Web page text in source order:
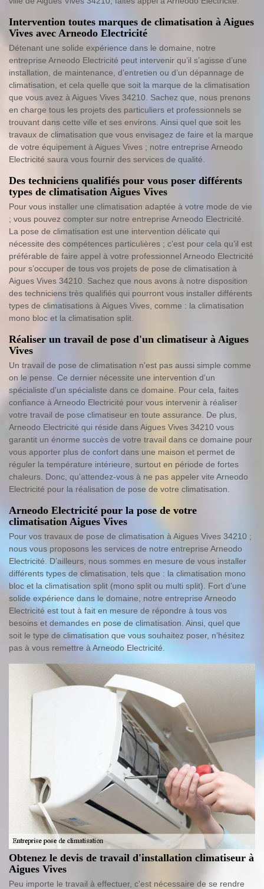
Intervention toutes marques de climatisation à Aigues
Vives avec Arneodo Electricité
Détenant une solide expérience dans le domaine, notre
entreprise Arneodo Electricité peut intervenir qu’il s’agisse d’une
installation, de maintenance, d’entretien ou d’un dépannage de
climatisation, et cela quelle que soit la marque de la climatisation
que vous avez à Aigues Vives 34210. Sachez que, nous prenons
en charge tous les projets des particuliers et professionnels se
trouvant dans cette ville et ses environs. Ainsi quel que soit les
travaux de climatisation que vous envisagez de faire et la marque
de votre équipement à Aigues Vives ; notre entreprise Arneodo
Electricité saura vous fournir des services de qualité.
Des techniciens qualifiés pour vous poser différents
types de climatisation Aigues Vives
Pour vous installer une climatisation adaptée à votre mode de vie
; vous pouvez compter sur notre entreprise Arneodo Electricité.
La pose de climatisation est une intervention délicate qui
nécessite des compétences particulières ; c’est pour cela qu’il est
préférable de faire appel à votre professionnel Arneodo Electricité
pour s’occuper de tous vos projets de pose de climatisation à
Aigues Vives 34210. Sachez que nous avons à notre disposition
des techniciens très qualifiés qui pourront vous installer différents
types de climatisations à Aigues Vives, comme : la climatisation
mono bloc et la climatisation split.
Réaliser un travail de pose d'un climatiseur à Aigues
Vives
Un travail de pose de climatisation n'est pas aussi simple comme
on le pense. Ce dernier nécessite une intervention d'un
spécialiste d'un spécialiste dans ce domaine. Pour cela, faites
confiance à Arneodo Electricité pour vous intervenir à réaliser
votre travail de pose climatiseur en toute assurance. De plus,
Arneodo Electricité qui réside dans Aigues Vives 34210 vous
garantit un énorme succès de votre travail dans ce domaine pour
vous apporter plus de confort dans une maison et permet de
réguler la température intérieure, surtout en période de fortes
chaleurs. Donc, qu’attendez-vous à ne pas appeler vite Arneodo
Electricité pour la réalisation de pose de votre climatisation.
Arneodo Electricité pour la pose de votre
climatisation Aigues Vives
Pour vos travaux de pose de climatisation à Aigues Vives 34210 ;
nous vous proposons les services de notre entreprise Arneodo
Electricité. D’ailleurs, nous sommes en mesure de vous installer
différents types de climatisation, tels que : la climatisation mono
bloc et la climatisation split (mono split ou multi split). Fort d’une
solide expérience dans le domaine, notre entreprise Arneodo
Electricité est tout à fait en mesure de répondre à tous vos
besoins et demandes en pose de climatisation. Ainsi, quel que
soit le type de climatisation que vous souhaitez poser, n’hésitez
pas à vous remettre à Arneodo Electricité.
Obtenez le devis de travail d'installation climatiseur à
Aigues Vives
Peu importe le travail à effectuer, c'est nécessaire de se rendre